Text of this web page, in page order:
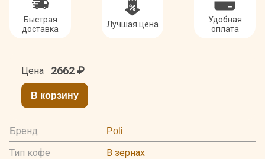
Быстрая
доставка
Лучшая цена
Удобная
оплата
Цена 2662 ₽
В корзину
Бренд
Poli
Тип кофе
В зернах